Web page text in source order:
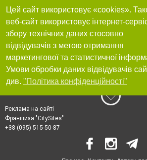
Цей сайт використовує «cookies».
веб-сайт використовує інтернет-
збору технічних даних стосовно
відвідувачів з метою отримання
маркетингової та статистичної
Умови обробки даних відвідувачів
див. "Політика конфіденційності"
Реклама на сайті
Франшиза "CitySites"
+38 (095) 515-50-87